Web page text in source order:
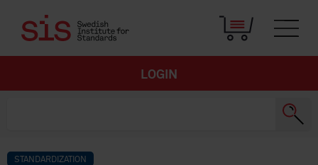
LOGIN
STANDARDIZATION